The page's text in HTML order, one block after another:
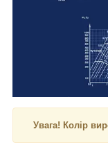
Увага! Колір